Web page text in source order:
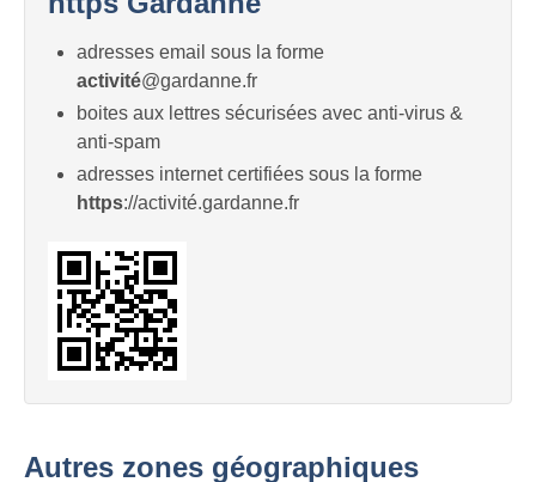
adresses email sous la forme
activité@gardanne.fr
boites aux lettres sécurisées avec anti-virus &
anti-spam
adresses internet certifiées sous la forme
https://activité.gardanne.fr
Autres zones géographiques